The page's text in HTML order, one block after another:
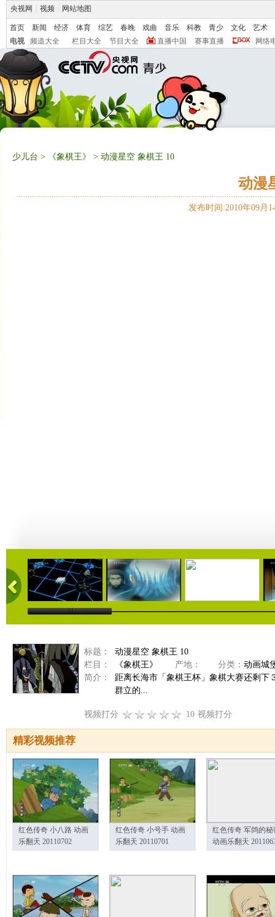
央视网 视频 网站地图
首页 新闻 经济 体育 综艺 春晚 戏曲 音乐 科教 青少 文化
艺术
电视
频道大全 栏目大全 节目大全 直播中国 赛事直播 网络
少儿台 > 《象棋王》 > 动漫星空 象棋王 10
动漫
发布时间:2010年09月
21:34 22:06 21:56
标题：
动漫星空 象棋王 10
栏目：
《象棋王》 产地： 分类： 动画城
简介：
距离长海市「象棋王杯」象棋大赛还剩下
群立的...
视频打分 10 视频打分
精彩视频推荐
红色传奇 小八路 动画
乐翻天 20110702
红色传奇 小号手 动画
乐翻天 20110701
红色传奇 军鸽的秘
动画乐翻天